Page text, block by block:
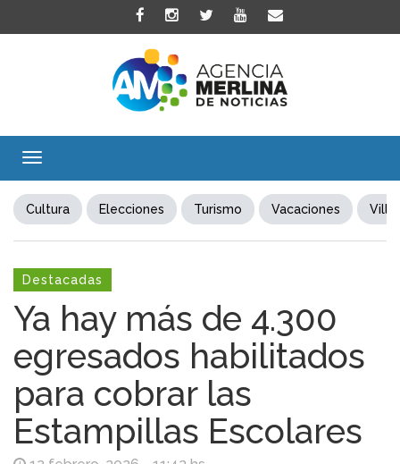
Toggle
Cultura Elecciones Turismo Vacaciones Villa
Destacadas
Ya hay más de 4.300
egresados habilitados
para cobrar las
Estampillas Escolares